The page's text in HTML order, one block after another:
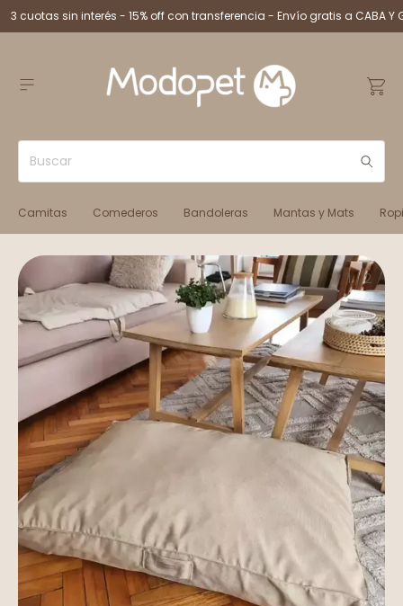
3 cuotas sin interés - 15% off con transferencia - Envío gratis a CABA Y
Camitas Comederos Bandoleras Mantas y Mats
1/2